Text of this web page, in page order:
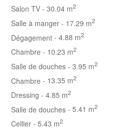
Salon TV - 30.04 m2
Salle à manger - 17.29 m2
Dégagement - 4.88 m2
Chambre - 10.23 m2
Salle de douches - 3.95 m2
Chambre - 13.35 m2
Dressing - 4.85 m2
Salle de douches - 5.41 m2
Cellier - 5.43 m2